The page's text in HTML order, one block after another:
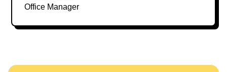
Office Manager